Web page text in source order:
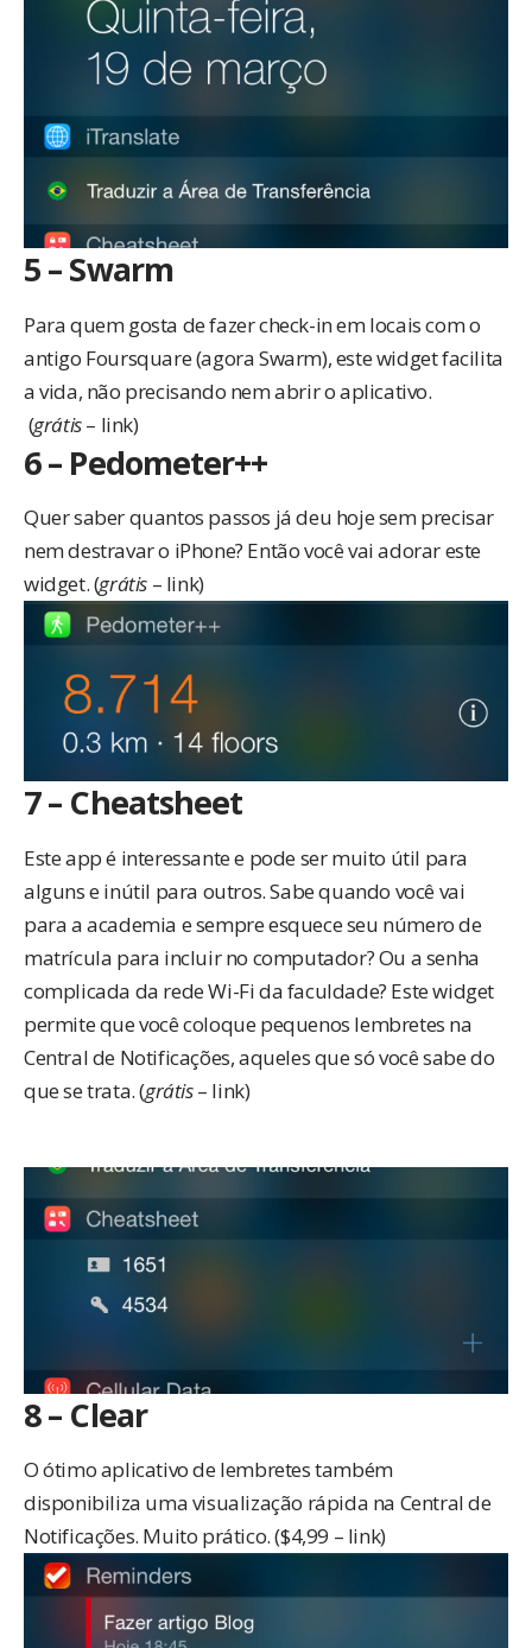
5 – Swarm
Para quem gosta de fazer check-in em locais com o
antigo Foursquare (agora Swarm), este widget facilita
a vida, não precisando nem abrir o aplicativo.
(grátis– link)
6 – Pedometer++
Quer saber quantos passos já deu hoje sem precisar
nem destravar o iPhone? Então você vai adorar este
widget. (grátis – link)
7 – Cheatsheet
Este app é interessante e pode ser muito útil para
alguns e inútil para outros. Sabe quando você vai
para a academia e sempre esquece seu número de
matrícula para incluir no computador? Ou a senha
complicada da rede Wi-Fi da faculdade? Este widget
permite que você coloque pequenos lembretes na
Central de Notificações, aqueles que só você sabe do
que se trata. (grátis– link)
8 – Clear
O ótimo aplicativo de lembretes também
disponibiliza uma visualização rápida na Central de
Notificações. Muito prático. ($4,99 – link)